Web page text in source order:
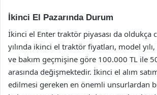
İkinci El Pazarında Durum
İkinci el Enter traktör piyasası da oldukça
yılında ikinci el traktör fiyatları, model
ve bakım geçmişine göre 100.000 TL ile
arasında değişmektedir. İkinci el alım
edilmesi gereken en önemli unsurlardan